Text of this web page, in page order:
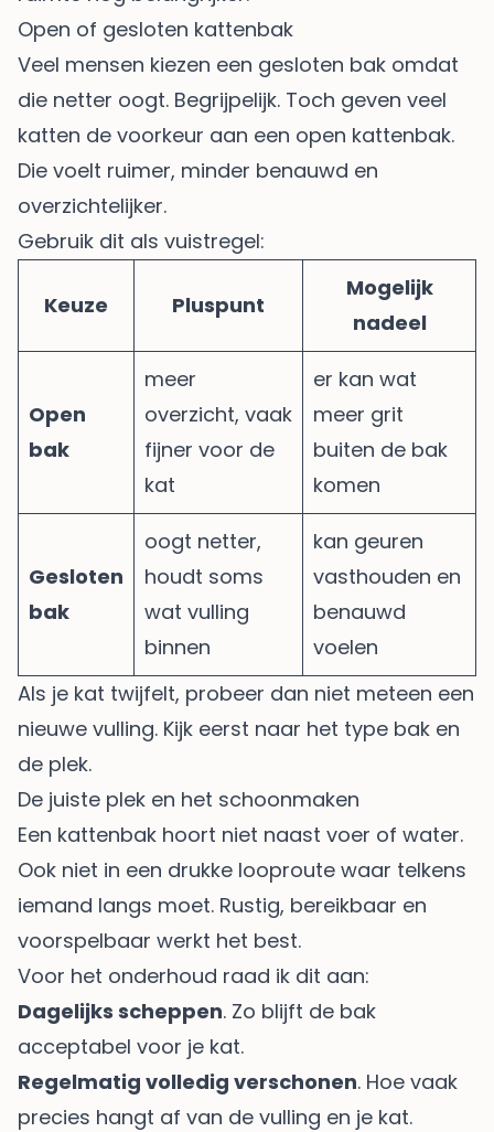
Open of gesloten kattenbak
Veel mensen kiezen een gesloten bak omdat
die netter oogt. Begrijpelijk. Toch geven veel
katten de voorkeur aan een open kattenbak.
Die voelt ruimer, minder benauwd en
overzichtelijker.
Gebruik dit als vuistregel:
Keuze Pluspunt
Mogelijk
nadeel
Open
bak
meer
overzicht, vaak
fijner voor de
kat
er kan wat
meer grit
buiten de bak
komen
Gesloten
bak
oogt netter,
houdt soms
wat vulling
binnen
kan geuren
vasthouden en
benauwd
voelen
Als je kat twijfelt, probeer dan niet meteen een
nieuwe vulling. Kijk eerst naar het type bak en
de plek.
De juiste plek en het schoonmaken
Een kattenbak hoort niet naast voer of water.
Ook niet in een drukke looproute waar telkens
iemand langs moet. Rustig, bereikbaar en
voorspelbaar werkt het best.
Voor het onderhoud raad ik dit aan:
Dagelijks scheppen. Zo blijft de bak
acceptabel voor je kat.
Regelmatig volledig verschonen. Hoe vaak
precies hangt af van de vulling en je kat.